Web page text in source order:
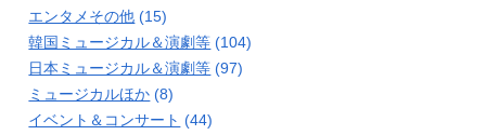
エンタメその他 (15)
韓国ミュージカル＆演劇等 (104)
日本ミュージカル＆演劇等 (97)
ミュージカルほか (8)
イベント＆コンサート (44)